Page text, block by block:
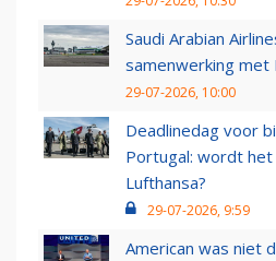
Saudi Arabian
samenwerking met
29-07-2026, 10:00
Deadlinedag voor
Portugal: wordt het
Lufthansa?
29-07-2026, 9:59
American was niet